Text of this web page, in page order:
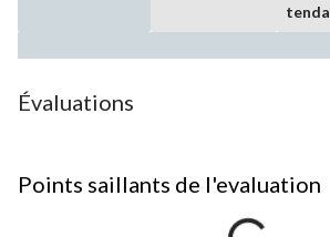
Évaluations
Points saillants de l'evaluation